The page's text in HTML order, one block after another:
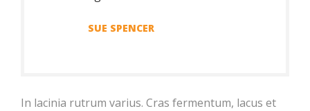
SUE SPENCER
In lacinia rutrum varius. Cras fermentum, lacus et